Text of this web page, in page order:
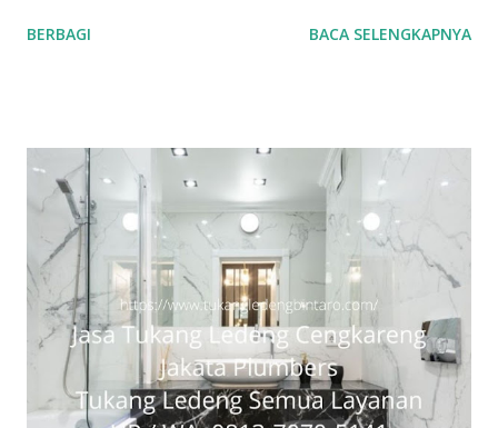
kualitas yang terjamin. #tukangledengjakartapusat
#tukangledengKemayoran #tukangledengMenteng
#tukangledengjakartaselatan Untuk order jasa kami silakan
sentuh teks nomor disamping: 0813-7070-5141 Layanan dan
kepuasan pelanggan adalah komitmen kami. Layanan
profesional, tim tukang ledeng yang berpengalaman, kami
dapat memberi Anda solusi untuk masalah apa pun, mulai
dari masalah kecil sampai besar. Keunggulan kami. Respon
Cepat, masalah diselesaikan dengan cepat dan efisien.
Teknisi Profesional dan berpengalaman sehingga pekerjaan
BERBAGI BACA SELENGKAPNYA